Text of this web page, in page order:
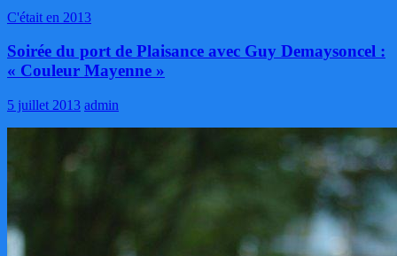
C'était en 2013
Soirée du port de Plaisance avec Guy Demaysoncel :
« Couleur Mayenne »
5 juillet 2013 admin